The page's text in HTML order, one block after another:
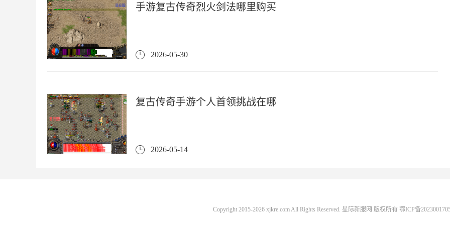
手游复古传奇烈火剑法哪里购买
2026-05-30
复古传奇手游个人首领挑战在哪
2026-05-14
Copyright 2015-2026 xjkre.com All Rights Reserved. 星际新服网 版权所有 鄂ICP备